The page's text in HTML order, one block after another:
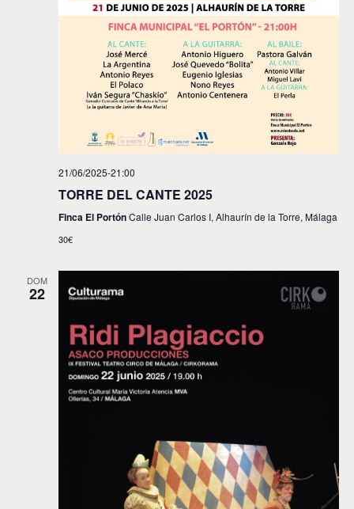
21/06/2025-21:00
TORRE DEL CANTE 2025
Finca El PortónCalle Juan Carlos I, Alhaurín de la Torre, Málaga
30€
DOM
22